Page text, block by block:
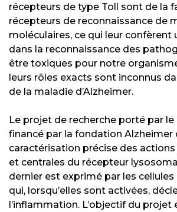
récepteurs de type Toll sont de la
récepteurs de reconnaissance de
moléculaires, ce qui leur confèrent
dans la reconnaissance des
être toxiques pour notre
leurs rôles exacts sont inconnus
de la maladie d’Alzheimer.
Le projet de recherche porté par le
financé par la fondation Alzheimer
caractérisation précise des
et centrales du récepteur
dernier est exprimé par les
qui, lorsqu’elles sont activées,
l’inflammation. L’objectif du projet